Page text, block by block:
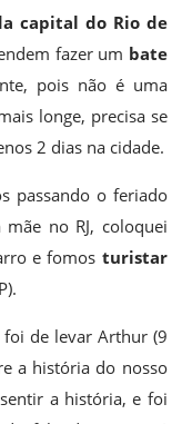
capital do Rio de
fazer um bate
pois não é uma
longe, precisa se
2 dias na cidade.
passando o feriado
no RJ, coloquei
e fomos turistar
de levar Arthur (9
a história do nosso
a história, e foi